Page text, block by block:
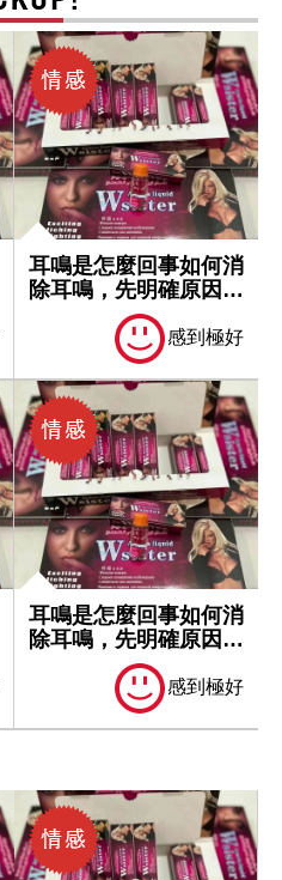
耳鳴是怎麼回事如何消
除耳鳴，先明確原因再
感到極好
耳鳴是怎麼回事如何消
除耳鳴，先明確原因再
感到極好